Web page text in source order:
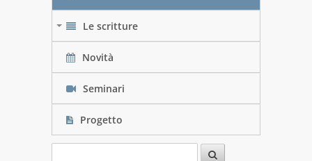
Le scritture
Novità
Seminari
Progetto